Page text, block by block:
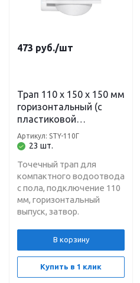
473 руб./шт
Трап 110 х 150 х 150 мм
горизонтальный (с
пластиковой
решеткой) STY-110Г
23 шт.
Артикул: STY-110Г
Точечный трап для
компактного водоотвода
с пола, подключение 110
мм, горизонтальный
выпуск, затвор.
В корзину
Купить в 1 клик